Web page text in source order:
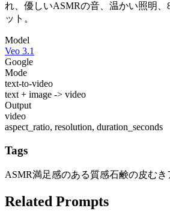
れ、優しいASMRの音、温かい照明
ット。
Model
Veo 3.1
Google
Mode
text-to-video
text + image -> video
Output
video
aspect_ratio, resolution, duration_seconds
Tags
ASMR満足感のある質感石鹸の皮むき
Related Prompts